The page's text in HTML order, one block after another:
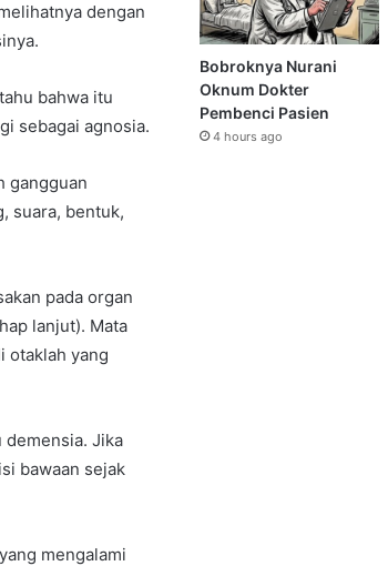
dengan
bahwa itu
sebagai agnosia.
gangguan
suara, bentuk,
pada organ
lanjut). Mata
otaklah yang
demensia. Jika
bawaan sejak
mengalami
Bobroknya Nurani
Oknum Dokter
Pembenci Pasien
4 hours ago